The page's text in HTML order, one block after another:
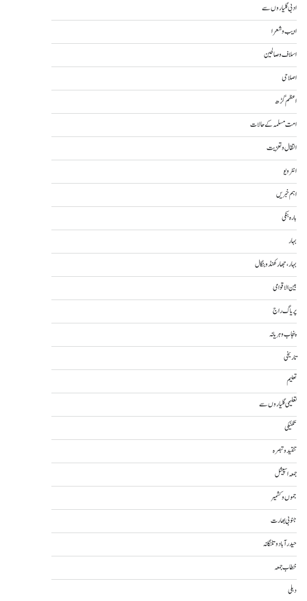
ادبی گلیاروں سے
ادیب و شعرا
اسلاف و صالحین
اصلاحی
اعظم گڑھ
امت مسلمہ کے حالات
انتقال و تعزیت
انٹرویو
اہم خبریں
بارہ بنکی
بہار
بہار، جھارکھنڈ و بنگال
بین الاقوامی
پریاگ راج
پنجاب و ہریانہ
تاریخی
تعلیم
تعلیمی گلیاروں سے
تکنیکی
تنقید و تبصرہ
جمعہ اسپیشل
جموں و کشمیر
جنوبی بھارت
حیدرآباد و تلنگانہ
خطاب جمعہ
دہلی